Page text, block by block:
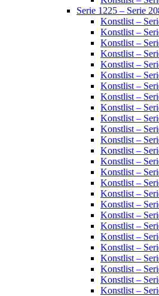
Serie 1225 – Serie
Konstlist –
Konstlist –
Konstlist –
Konstlist –
Konstlist –
Konstlist –
Konstlist –
Konstlist –
Konstlist –
Konstlist –
Konstlist –
Konstlist –
Konstlist –
Konstlist –
Konstlist –
Konstlist –
Konstlist –
Konstlist –
Konstlist –
Konstlist –
Konstlist –
Konstlist –
Konstlist –
Konstlist –
Konstlist –
Konstlist –